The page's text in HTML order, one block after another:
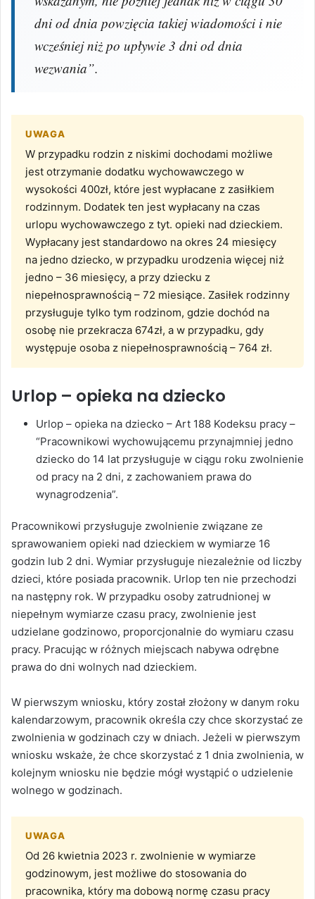
dni od dnia powzięcia takiej wiadomości i nie
wcześniej niż po upływie 3 dni od dnia
wezwania”.
UWAGA
W przypadku rodzin z niskimi dochodami możliwe
jest otrzymanie dodatku wychowawczego w
wysokości 400zł, które jest wypłacane z zasiłkiem
rodzinnym. Dodatek ten jest wypłacany na czas
urlopu wychowawczego z tyt. opieki nad dzieckiem.
Wypłacany jest standardowo na okres 24 miesięcy
na jedno dziecko, w przypadku urodzenia więcej niż
jedno – 36 miesięcy, a przy dziecku z
niepełnosprawnością – 72 miesiące. Zasiłek rodzinny
przysługuje tylko tym rodzinom, gdzie dochód na
osobę nie przekracza 674zł, a w przypadku, gdy
występuje osoba z niepełnosprawnością – 764 zł.
Urlop – opieka na dziecko
Urlop – opieka na dziecko – Art 188 Kodeksu pracy –
“Pracownikowi wychowującemu przynajmniej jedno
dziecko do 14 lat przysługuje w ciągu roku zwolnienie
od pracy na 2 dni, z zachowaniem prawa do
wynagrodzenia”.
Pracownikowi przysługuje zwolnienie związane ze
sprawowaniem opieki nad dzieckiem w wymiarze 16
godzin lub 2 dni. Wymiar przysługuje niezależnie od liczby
dzieci, które posiada pracownik. Urlop ten nie przechodzi
na następny rok. W przypadku osoby zatrudnionej w
niepełnym wymiarze czasu pracy, zwolnienie jest
udzielane godzinowo, proporcjonalnie do wymiaru czasu
pracy. Pracując w różnych miejscach nabywa odrębne
prawa do dni wolnych nad dzieckiem.
W pierwszym wniosku, który został złożony w danym roku
kalendarzowym, pracownik określa czy chce skorzystać ze
zwolnienia w godzinach czy w dniach. Jeżeli w pierwszym
wniosku wskaże, że chce skorzystać z 1 dnia zwolnienia, w
kolejnym wniosku nie będzie mógł wystąpić o udzielenie
wolnego w godzinach.
UWAGA
Od 26 kwietnia 2023 r. zwolnienie w wymiarze
godzinowym, jest możliwe do stosowania do
pracownika, który ma dobową normę czasu pracy